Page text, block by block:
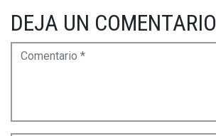
DEJA UN COMENTARIO